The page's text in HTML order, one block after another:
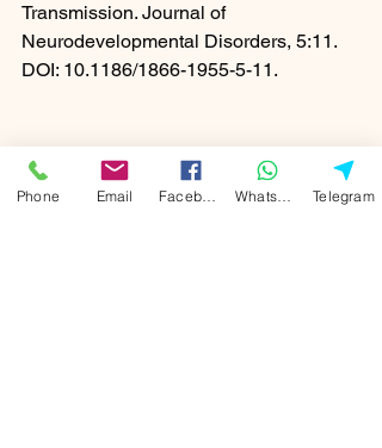
Transmission. Journal of
Neurodevelopmental Disorders, 5:11.
DOI: 10.1186/1866-1955-5-11.
Phone Email Telegram